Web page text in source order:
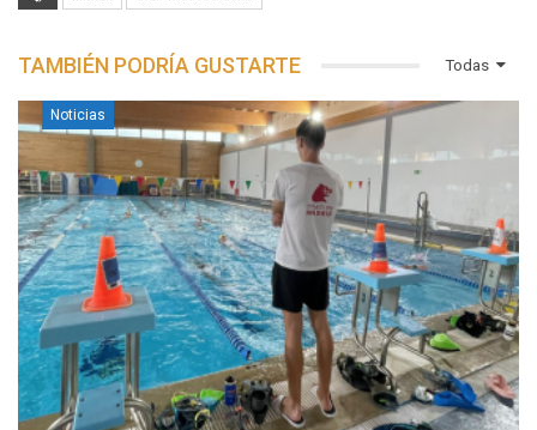
Todas
TAMBIÉN PODRÍA GUSTARTE
Noticias